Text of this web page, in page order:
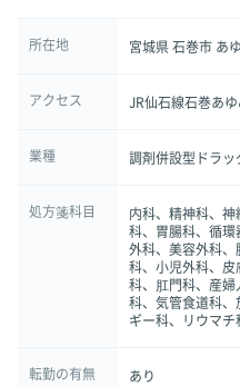
所在地 宮城県 石巻市 あ
アクセス JR仙石線石巻あ
業種 調剤併設型ドラッ
処方箋科目
内科、精神科、
科、胃腸科、循環
外科、美容外科、
科、小児外科、皮
科、肛門科、産婦
科、気管食道科、
ギー科、リウマ
転勤の有無 あり